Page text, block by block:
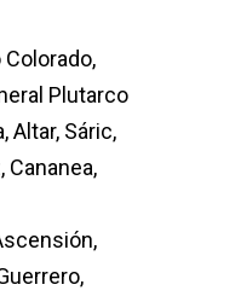
Colorado,
Plutarco
Altar, Sáric,
Cananea,